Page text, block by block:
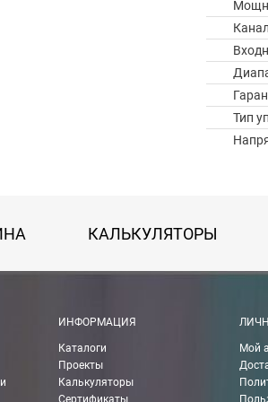
Тип
банковской картой или
для Москвы, Московской области и
КАЛЬКУЛЯТОРЫ
ИНФОРМАЦИЯ
Каталоги
Проекты
Калькуляторы
Сертификаты
Мой